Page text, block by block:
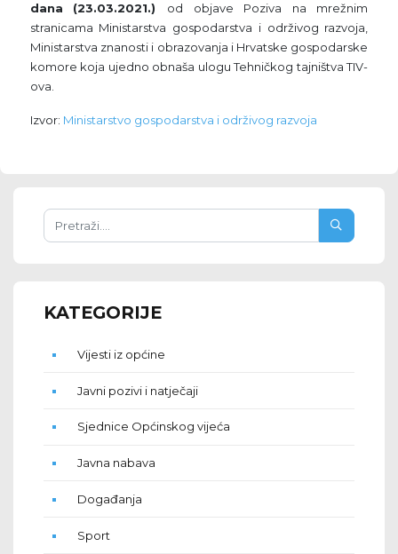
dana
(23.03.2021.) od objave Poziva na mrežnim
stranicama Ministarstva gospodarstva i održivog razvoja,
Ministarstva znanosti i obrazovanja i Hrvatske gospodarske
komore koja ujedno obnaša ulogu Tehničkog tajništva TIV-
ova.
Izvor: Ministarstvo gospodarstva i održivog razvoja
KATEGORIJE
Vijesti iz općine
Javni pozivi i natječaji
Sjednice Općinskog vijeća
Javna nabava
Događanja
Sport